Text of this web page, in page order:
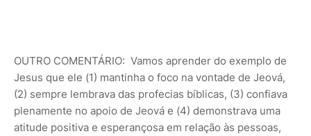
OUTRO COMENTÁRIO: Vamos aprender do exemplo de
Jesus que ele (1) mantinha o foco na vontade de Jeová,
(2) sempre lembrava das profecias bíblicas, (3) confiava
plenamente no apoio de Jeová e (4) demonstrava uma
atitude positiva e esperançosa em relação às pessoas,